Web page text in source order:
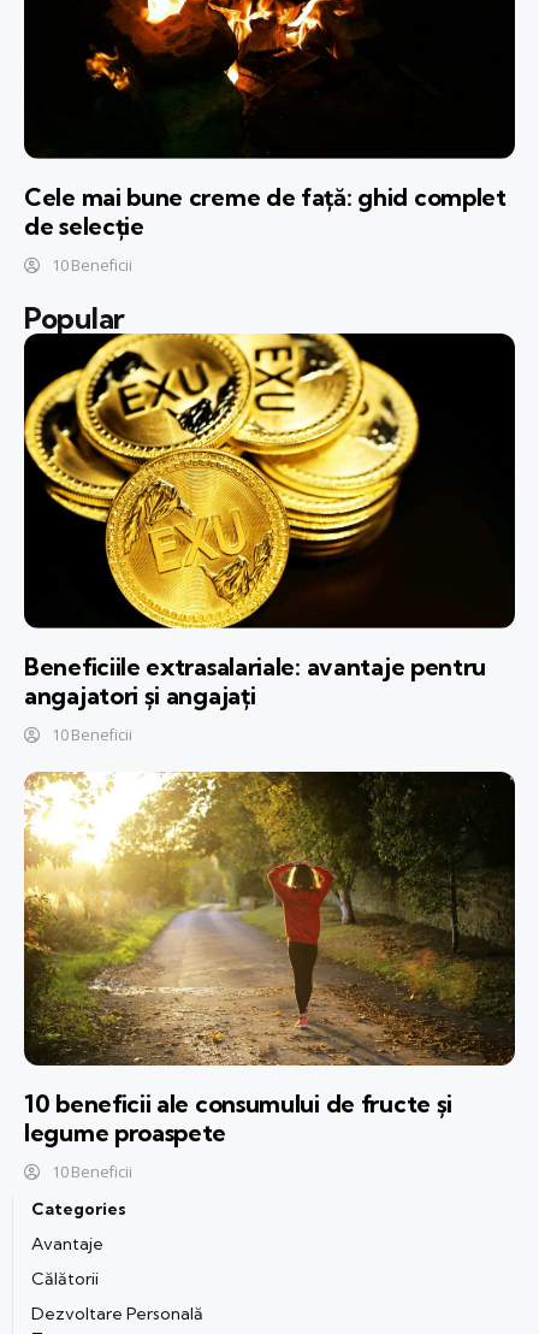
Cele mai bune creme de față: ghid complet
de selecție
10 Beneficii
Popular
Beneficiile extrasalariale: avantaje pentru
angajatori și angajați
10 Beneficii
10 beneficii ale consumului de fructe și
legume proaspete
10 Beneficii
Categories
Avantaje
Călătorii
Dezvoltare Personală